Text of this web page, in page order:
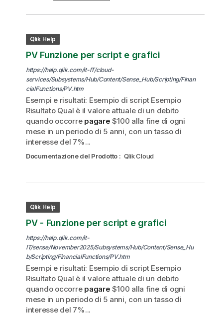
Qlik Help
PV Funzione per script e grafici
https://help.qlik.com/it-IT/cloud-
services/Subsystems/Hub/Content/Sense_Hub/Scripting/Finan
cialFunctions/PV.htm
Esempi e risultati: Esempio di script Esempio
Risultato Qual è il valore attuale di un debito
quando occorre pagare $100 alla fine di ogni
mese in un periodo di 5 anni, con un tasso di
interesse del 7%...
Documentazione del Prodotto : Qlik Cloud
Qlik Help
PV - Funzione per script e grafici
https://help.qlik.com/it-
IT/sense/November2025/Subsystems/Hub/Content/Sense_Hu
b/Scripting/FinancialFunctions/PV.htm
Esempi e risultati: Esempio di script Esempio
Risultato Qual è il valore attuale di un debito
quando occorre pagare $100 alla fine di ogni
mese in un periodo di 5 anni, con un tasso di
interesse del 7%...